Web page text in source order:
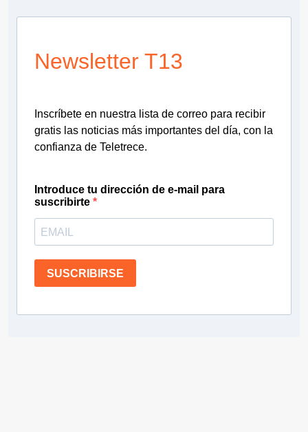
Newsletter T13
Inscríbete en nuestra lista de correo para recibir
gratis las noticias más importantes del día, con la
confianza de Teletrece.
Introduce tu dirección de e-mail para
suscribirte
SUSCRIBIRSE